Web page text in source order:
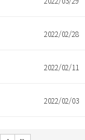
2022/02/28
2022/02/11
2022/02/03